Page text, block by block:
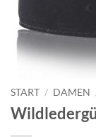
START / DAMEN